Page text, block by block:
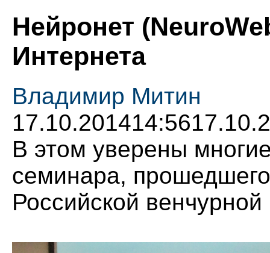
Нейронет
Интернета
Владимир Митин
17.10.201414:56
В этом уверены
семинара,
Российской